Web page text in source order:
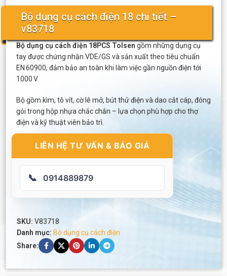
Bộ dụng cụ cách điện 18 chi tiết –
v83718
Bộ dụng cụ cách điện 18PCS Tolsen gồm những dụng cụ
tay được chứng nhận VDE/GS và sản xuất theo tiêu chuẩn
EN 60900, đảm bảo an toàn khi làm việc gần nguồn điện tới
1000 V.
Bộ gồm kìm, tô vít, cờ lê mở, bút thử điện và dao cắt cáp, đóng
gói trong hộp nhựa chắc chắn – lựa chọn phù hợp cho thợ
điện và kỹ thuật viên bảo trì.
LIÊN HỆ TƯ VẤN & BÁO GIÁ
📞 0914889879
SKU: V83718
Danh mục: Bộ dụng cụ cách điện
Share: